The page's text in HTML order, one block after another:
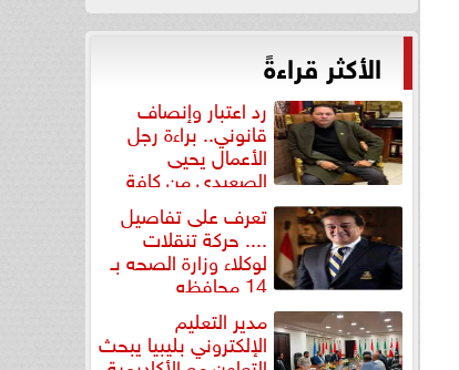
الأكثر قراءةً
رد اعتبار وإنصاف
قانوني.. براءة رجل
الأعمال يحيى
الصعيدي من كافة
التهم... تعرف على تفاصيل
.... حركة تنقلات
لوكلاء وزارة الصحه بـ
14 محافظه
مدير التعليم
الإلكتروني بليبيا يبحث